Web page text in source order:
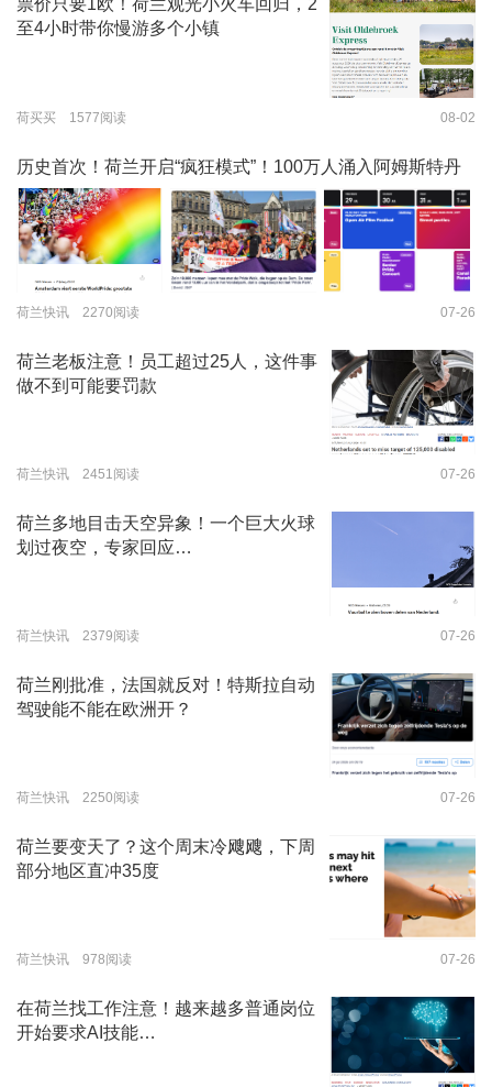
票价只要1欧！荷兰观光小火车回归，2
至4小时带你慢游多个小镇
荷买买 1577阅读 08-02
历史首次！荷兰开启“疯狂模式”！100万人涌入阿姆斯特丹
荷兰快讯 2270阅读 07-26
荷兰老板注意！员工超过25人，这件事
做不到可能要罚款
荷兰快讯 2451阅读 07-26
荷兰多地目击天空异象！一个巨大火球
划过夜空，专家回应…
荷兰快讯 2379阅读 07-26
荷兰刚批准，法国就反对！特斯拉自动
驾驶能不能在欧洲开？
荷兰快讯 2250阅读 07-26
荷兰要变天了？这个周末冷飕飕，下周
部分地区直冲35度
荷兰快讯 978阅读 07-26
在荷兰找工作注意！越来越多普通岗位
开始要求AI技能…